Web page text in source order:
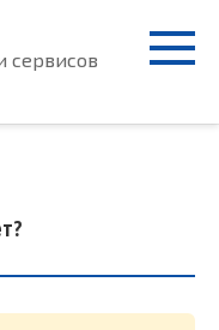
сервисов